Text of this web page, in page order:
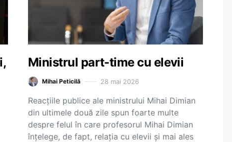
Ministrul part-time cu elevii
Mihai Peticilă 28 mai 2026
Reacțiile publice ale ministrului Mihai Dimian
din ultimele două zile spun foarte multe
despre felul în care profesorul Mihai Dimian
înțelege, de fapt, relația cu elevii și mai ales